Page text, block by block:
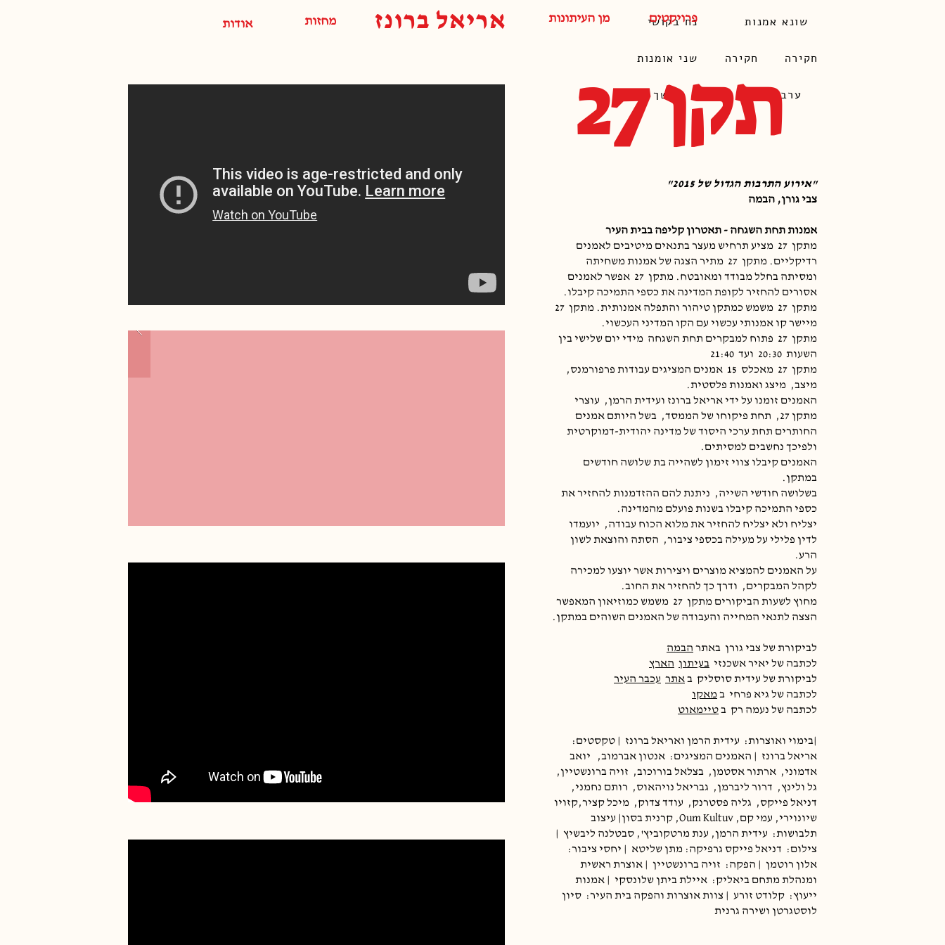
נח בקושי שונא אמנות
שני אומנות ​חקירה חקירה
חושך ערב בחושך
אודות מחזות אריאל ברונז מן העיתונות פרויקטים
תקן 27
"אירוע התרבות הגדול של 2015"
צבי גורן, הבמה
אמנות תחת השגחה - תאטרון קליפה בבית העיר
מתקן 27 מציע תרחיש מעצר בתנאים מיטיבים לאמנים
רדיקליים. מתקן 27 מתיר הצגה של אמנות משחיתה
ומסיתה בחלל מבודד ומאובטח. מתקן 27 אפשר לאמנים
אסורים להחזיר לקופת המדינה את כספי התמיכה קיבלו.
מתקן 27 משמש כמתקן טיהור והתפלה אמנותית. מתקן 27
מיישר קו אמנותי עכשוי עם הקו המדיני העכשוי.
מתקן 27 פתוח למבקרים תחת השגחה מידי יום שלישי בין
השעות 20:30 ועד 21:40
מתקן 27 מאכלס 15 אמנים המציגים עבודות פרפורמנס,
מיצב, מיצג ואמנות פלסטית.
האמנים זומנו על ידי אריאל ברונז ועידית הרמן, עוצרי
מתקן 27,
תחת פיקוחו של הממסד, בשל היותם אמנים
החותרים תחת ערכי היסוד של מדינה יהודית-דמוקרטית
ולפיכך נחשבים למסיתים.
האמנים קיבלו צווי זימון לשהייה בת שלושה חודשים
במתקן.
בשלושה חודשי השייה, ניתנת להם ההזדמנות להחזיר את
כספי התמיכה קיבלו בשנות פועלם מהמדינה.
יצליח ולא יצליח להחזיר את מלוא הכוח עבודה, יועמדו
לדין פלילי על מעילה בכספי ציבור, הסתה והוצאת לשון
הרע.
על האמנים להמציא מוצרים ויצירות אשר יוצעו למכירה
לקהל המבקרים, ודרך כך להחזיר את החוב.
מחוץ לשעות הביקורים מתקן 27 משמש כמוזיאון המאפשר
הצצה לתנאי המחייה והעבודה של האמנים השוהים במתקן.
לביקורת של צבי גורן באתר הבמה
לכתבה של יאיר אשכנזי בעיתון הארץ
לביקורת של עידית סוסליק באתר עכבר העיר
לכתבה של גיא פרחי ב מאקו
לכתבה של נעמה רק בטיימאוט
|בימוי ואוצרות: עידית הרמן ואריאל ברונז
| טקסטים:
אריאל ברונז
| האמנים המציגים: אנטון אברמוב,
יואב
אדמוני, ארתור אסטמן, בצלאל בורוכוב, זויה ברונשטיין,
גל ולינץ, דרור ליברמן, גבריאל נויהאוס, רותם נחמני,
דניאל פייקס, גליה פסטרנק, עודד צדוק, מיכל קציר,קזויו
שיונוירי, עמי קם, Oum Kultuv, קרנית בסון| עיצוב
תלבושות: עידית הרמן, ענת מרטקוביץ', סבטלנה ליבשיץ
צילום: דניאל פייקס גרפיקה: מתן שליטא
| יחסי ציבור:
אלון רוטמן
| הפקה: זויה ברונשטיין
| אוצרת ראשית
ומנהלת מתחם ביאליק: איילת ביתן שלונסקי
| אמנות
ייעוץ: קלודט זורע | צוות אוצרות והפקה בית העיר: סיון
לוסטגרטן ושירה גרנית